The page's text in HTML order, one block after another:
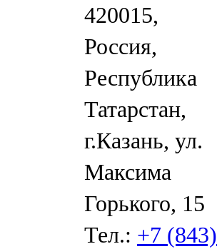
420015,
Россия,
Республика
Татарстан,
г.Казань, ул.
Максима
Горького, 15
Тел.: +7 (843)